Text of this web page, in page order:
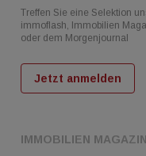
IMMOBILIEN MAGAZIN
Treffen Sie eine Selektion
immoflash, Immobilien
oder dem Morgenjournal
Jetzt anmelden